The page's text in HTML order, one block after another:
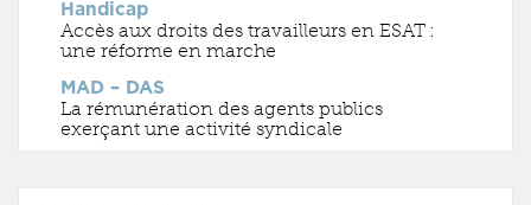
Handicap
Accès aux droits des travailleurs en ESAT :
une réforme en marche
MAD – DAS
La rémunération des agents publics
exerçant une activité syndicale